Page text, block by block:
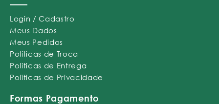
Login / Cadastro
Meus Dados
Meus Pedidos
Políticas de Troca
Políticas de Entrega
Políticas de Privacidade
Formas Pagamento